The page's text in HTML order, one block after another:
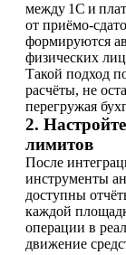
между 1С и
от
формируются
физических
Такой подход
расчёты, не
перегружая
2.
лимитов
После
инструменты
доступны
каждой
операции в
движение